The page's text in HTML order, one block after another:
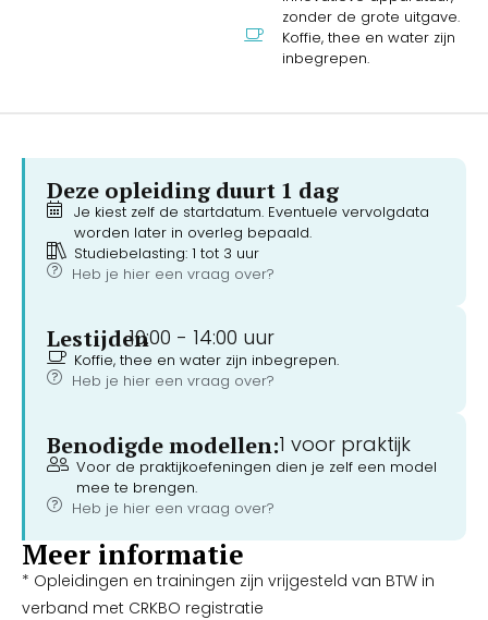
zonder de grote uitgave.
Koffie, thee en water zijn
inbegrepen.
Deze opleiding duurt 1 dag
Je kiest zelf de startdatum. Eventuele vervolgdata
worden later in overleg bepaald.
Studiebelasting: 1 tot 3 uur
Heb je hier een vraag over?
Lestijden10:00 - 14:00 uur
Koffie, thee en water zijn inbegrepen.
Heb je hier een vraag over?
Benodigde modellen:1 voor praktijk
Voor de praktijkoefeningen dien je zelf een model
mee te brengen.
Heb je hier een vraag over?
Meer informatie
* Opleidingen en trainingen zijn vrijgesteld van BTW in
verband met CRKBO registratie